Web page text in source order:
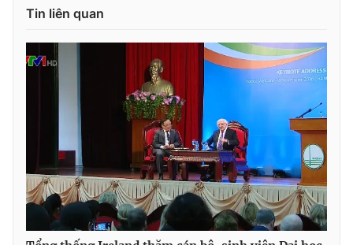
VTV Money
VTV Sức khoẻ Bất động sản
Thị trường 24h Tấm lòng Việt
Vươn mình bằng AI
VTV9 VTV8
Liên hệ tòa soạn English
Tin liên quan